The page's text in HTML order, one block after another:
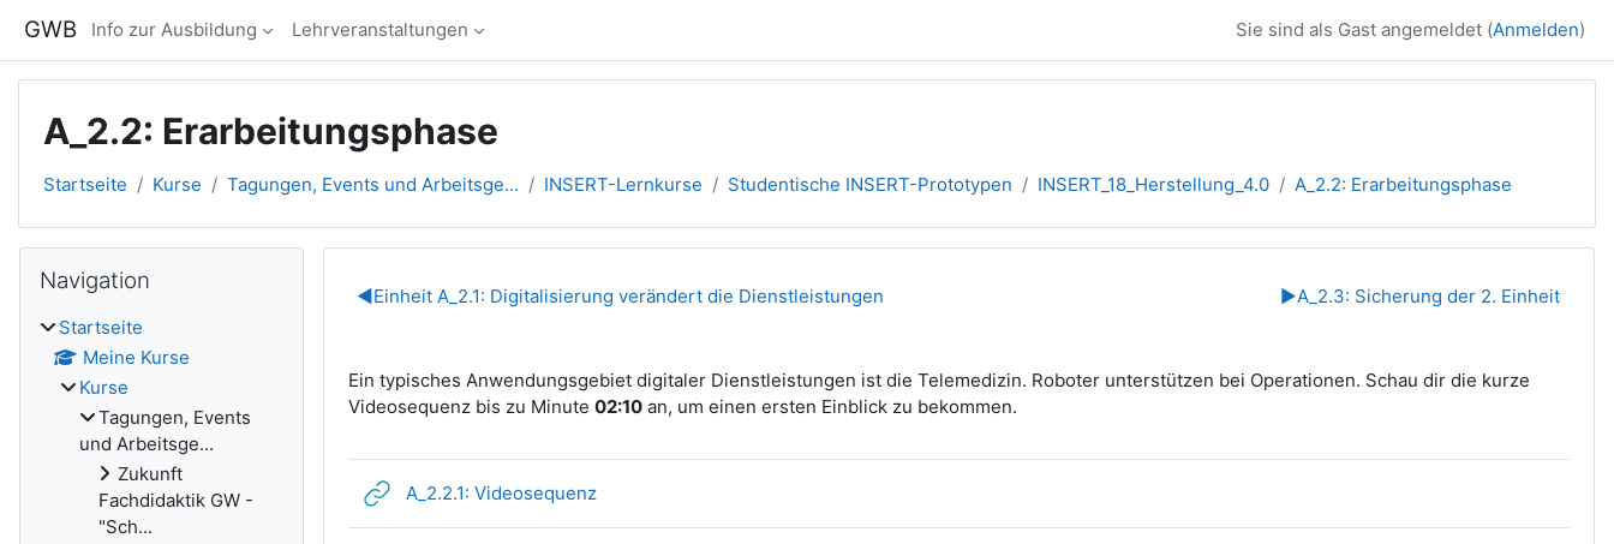
GWB Info zur Ausbildung Lehrveranstaltungen Sie sind als Gast angemeldet (Anmelden)
A_2.2: Erarbeitungsphase
Startseite Kurse Tagungen, Events und Arbeitsge... INSERT-Lernkurse Studentische INSERT-Prototypen INSERT_18_Herstellung_4.0 A_2.2: Erarbeitungsphase
Abschnittsübersicht
◀︎Einheit A_2.1: Digitalisierung verändert die Dienstleistungen ▶︎A_2.3: Sicherung der 2. Einheit
Ein typisches Anwendungsgebiet digitaler Dienstleistungen ist die Telemedizin. Roboter unterstützen bei Operationen. Schau dir die kurze
Videosequenz bis zu Minute 02:10an, um einen ersten Einblick zu bekommen.
A_2.2.1: VideosequenzLink/URL
Blöcke
Navigation
Startseite
Meine Kurse
Kurse
Tagungen, Events
und Arbeitsge...
Zukunft
Fachdidaktik GW -
"Sch...